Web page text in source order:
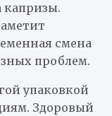
капризы.
смена
проблем.
упаковкой
Здоровый